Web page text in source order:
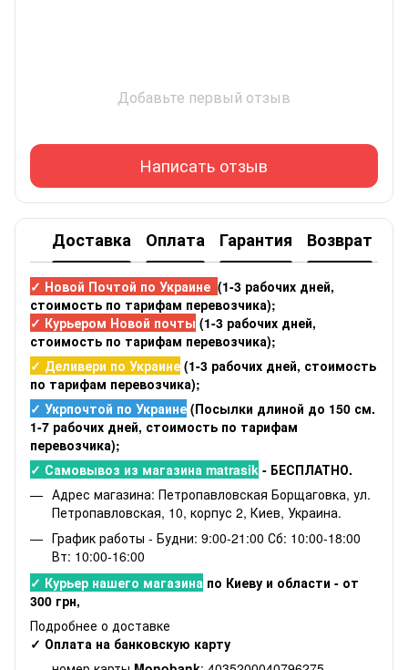
Добавьте первый отзыв
Написать отзыв
Доставка Оплата Гарантия Возврат
✓ Новой Почтой по Украине (1-3 рабочих дней,
стоимость по тарифам перевозчика);
✓ Курьером Новой почты (1-3 рабочих дней,
стоимость по тарифам перевозчика);
✓ Деливери по Украине (1-3 рабочих дней, стоимость
по тарифам перевозчика);
✓ Укрпочтой по Украине (Посылки длиной до 150 см.
1-7 рабочих дней, стоимость по тарифам
перевозчика);
✓ Самовывоз из магазина matrasik - БЕСПЛАТНО.
Адрес магазина: Петропавловская Борщаговка, ул.
Петропавловская, 10, корпус 2, Киев, Украина.
График работы - Будни: 9:00-21:00 Сб: 10:00-18:00
Вт: 10:00-16:00
✓ Курьер нашего магазина по Киеву и области - от
300 грн,
Подробнее о доставке
✓ Оплата на банковскую карту